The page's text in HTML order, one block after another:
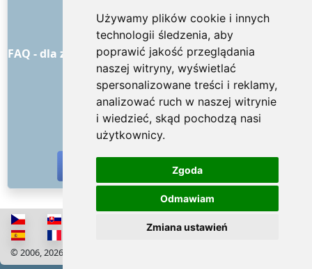
Używamy plików cookie i innych
technologii śledzenia, aby
poprawić jakość przeglądania
naszej witryny, wyświetlać
spersonalizowane treści i reklamy,
analizować ruch w naszej witrynie
i wiedzieć, skąd pochodzą nasi
użytkownicy.
Zgoda
Odmawiam
Zmiana ustawień
Cennik
Ogólne warunki handlowe
FAQ - dla zamawiających
FAQ - dla dostawców usług
Reklama i marketing
Blog
Kontakt
MEDIA SPOŁECZNOŚCIOWE
© 2006, 2026 RISS COMPANY, s.r.o. Wszelkie prawa zastrzeżone